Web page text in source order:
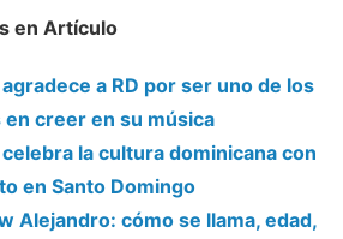
en Artículo
a RD por ser uno de los
creer en su música
la cultura dominicana con
en Santo Domingo
Alejandro: cómo se llama, edad,